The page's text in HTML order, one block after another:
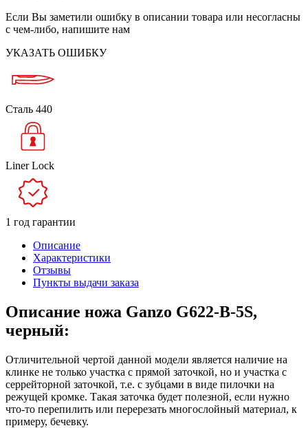
Если Вы заметили ошибку в описании товара или несогласны
с чем-либо, напишите нам
УКАЗАТЬ ОШИБКУ
Сталь 440
Liner Lock
1 год гарантии
Описание
Характеристики
Отзывы
Пункты выдачи заказа
Описание ножа Ganzo G622-B-5S,
черный:
Отличительной чертой данной модели является наличие на
клинке не только участка с прямой заточкой, но и участка с
серрейторной заточкой, т.е. с зубцами в виде пилочки на
режущей кромке. Такая заточка будет полезной, если нужно
что-то перепилить или перерезать многослойный материал, к
примеру, бечевку.